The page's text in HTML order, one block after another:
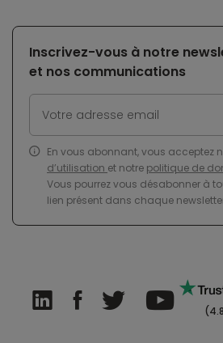
Inscrivez-vous à notre
et nos communications
En vous abonnant, vous acceptez
d’utilisation et notre politique de
Vous pourrez vous désabonner à
lien présent dans chaque